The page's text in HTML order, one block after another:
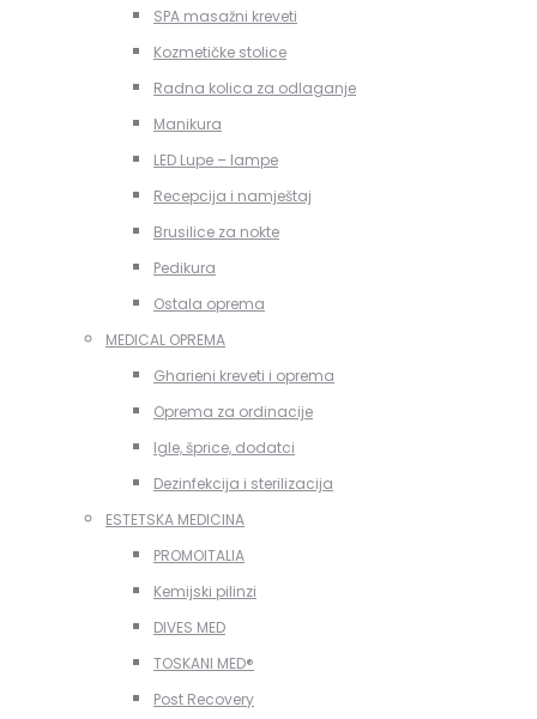
SPA masažni kreveti
Kozmetičke stolice
Radna kolica za odlaganje
Manikura
LED Lupe – lampe
Recepcija i namještaj
Brusilice za nokte
Pedikura
Ostala oprema
MEDICAL OPREMA
Gharieni kreveti i oprema
Oprema za ordinacije
Igle, šprice, dodatci
Dezinfekcija i sterilizacija
ESTETSKA MEDICINA
PROMOITALIA
Kemijski pilinzi
DIVES MED
TOSKANI MED®️
Post Recovery